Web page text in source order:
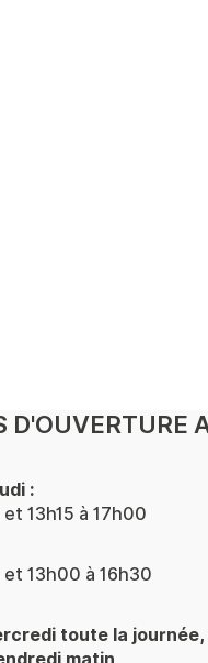
D'OUVERTURE
:
13h15 à 17h00
13h00 à 16h30
toute la